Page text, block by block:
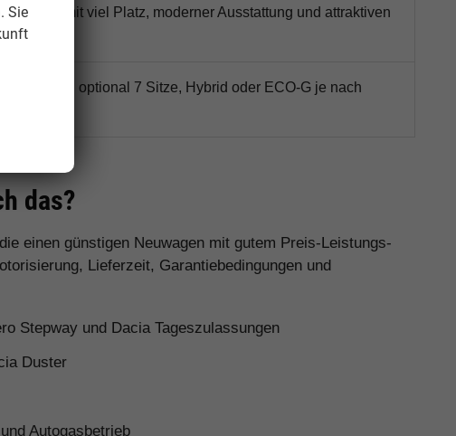
SUV mit viel Platz, moderner Ausstattung und attraktiven
viel Platz, optional 7 Sitze, Hybrid oder ECO-G je nach
das?
einen günstigen Neuwagen mit gutem Preis-Leistungs-
Lieferzeit, Garantiebedingungen und
Stepway und Dacia Tageszulassungen
Duster
Autogasbetrieb
Sie